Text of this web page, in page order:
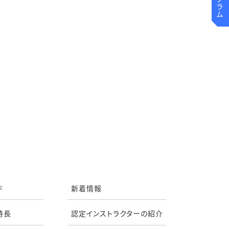
長
新着情報
認定インストラクターの紹介